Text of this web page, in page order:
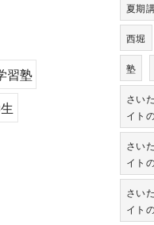
習塾
夏期
西堀
塾
さい
イト
さい
イト
さい
イト